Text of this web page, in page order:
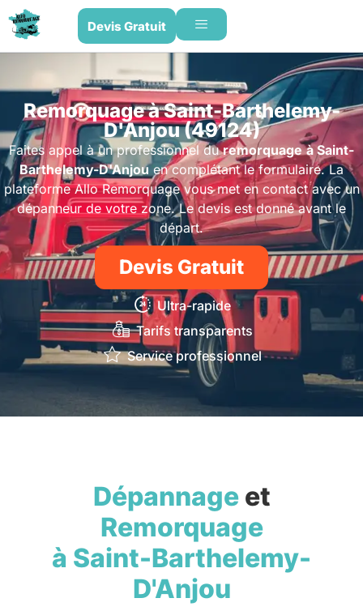
Devis Gratuit
Remorquage à Saint-Barthelemy-
D'Anjou (49124)
Faites appel à un professionnel duremorquage à Saint-
Barthelemy-D'Anjouen complétant le formulaire. La
plateforme Allo Remorquage vous met en contact avec un
dépanneur de votre zone. Le devis est donné avant le
départ.
Devis Gratuit
Ultra-rapide
Tarifs transparents
Service professionnel
Dépannageet
Remorquage
à Saint-Barthelemy-
D'Anjou